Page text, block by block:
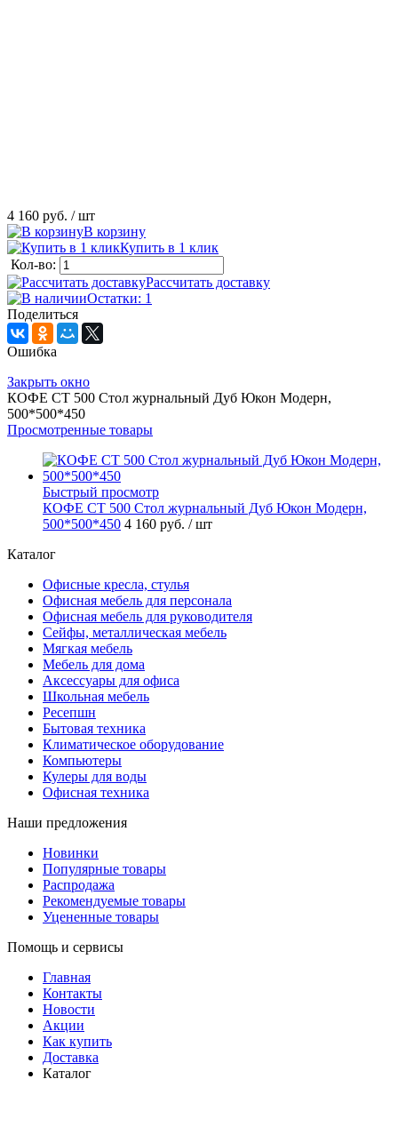
4 160 руб. / шт
В корзину
Купить в 1 клик
Кол-во:
Рассчитать доставку
Остатки: 1
Поделиться
Ошибка
Закрыть окно
КОФЕ СТ 500 Стол журнальный Дуб Юкон Модерн,
500*500*450
Просмотренные товары
Быстрый просмотр
КОФЕ СТ 500 Стол журнальный Дуб Юкон Модерн,
500*500*450 4 160 руб. / шт
Каталог
Офисные кресла, стулья
Офисная мебель для персонала
Офисная мебель для руководителя
Сейфы, металлическая мебель
Мягкая мебель
Мебель для дома
Аксессуары для офиса
Школьная мебель
Ресепшн
Бытовая техника
Климатическое оборудование
Компьютеры
Кулеры для воды
Офисная техника
Наши предложения
Новинки
Популярные товары
Распродажа
Рекомендуемые товары
Уцененные товары
Помощь и сервисы
Главная
Контакты
Новости
Акции
Как купить
Доставка
Каталог